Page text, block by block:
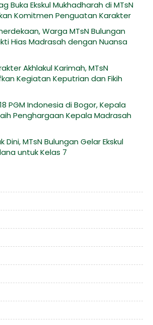
Buka Ekskul Mukhadharah di MTsN
Komitmen Penguatan Karakter
Warga MTsN Bulungan
Hias Madrasah dengan Nuansa
Akhlakul Karimah, MTsN
Kegiatan Keputrian dan Fikih
PGM Indonesia di Bogor, Kepala
Penghargaan Kepala Madrasah
Dini, MTsN Bulungan Gelar Ekskul
untuk Kelas 7